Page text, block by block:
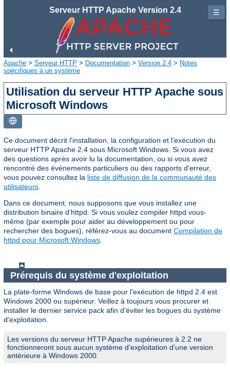
Serveur HTTP Apache Version 2.4
Apache > Serveur HTTP > Documentation > Version 2.4 > Notes
spécifiques à un système
Utilisation du serveur HTTP Apache sous
Microsoft Windows
Ce document décrit l'installation, la configuration et l'exécution du
serveur HTTP Apache 2.4 sous Microsoft Windows. Si vous avez
des questions après avoir lu la documentation, ou si vous avez
rencontré des évènements particuliers ou des rapports d'erreur,
vous pouvez consultez la liste de diffusion de la communauté des
utilisateurs
Dans ce document, nous supposons que vous installez une
distribution binaire d'httpd. Si vous voulez compiler httpd vous-
même (par exemple pour aider au développement ou pour
rechercher des bogues), référez-vous au document Compilation de
httpd pour Microsoft Windows
Prérequis du système d'exploitation
La plate-forme Windows de base pour l'exécution de httpd 2.4 est
Windows 2000 ou supérieur. Veillez à toujours vous procurer et
installer le dernier service pack afin d'éviter les bogues du système
d'exploitation.
Les versions du serveur HTTP Apache supérieures à 2.2 ne
fonctionneront sous aucun système d'exploitation d'une version
antérieure à Windows 2000.
☰